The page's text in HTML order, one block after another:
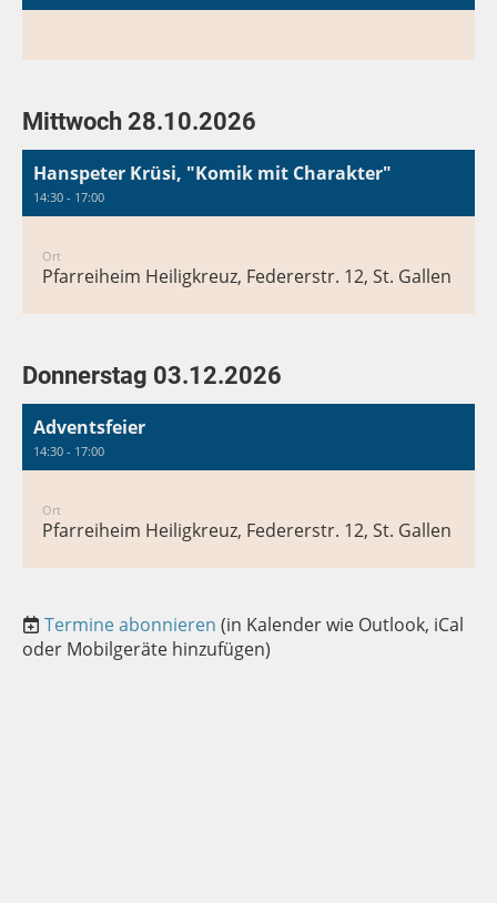
Mittwoch 28.10.2026
Hanspeter Krüsi, "Komik mit Charakter"
14:30 - 17:00
Ort
Pfarreiheim Heiligkreuz, Federerstr. 12, St. Gallen
Donnerstag 03.12.2026
Adventsfeier
14:30 - 17:00
Ort
Pfarreiheim Heiligkreuz, Federerstr. 12, St. Gallen
Termine abonnieren (in Kalender wie Outlook, iCal
oder Mobilgeräte hinzufügen)